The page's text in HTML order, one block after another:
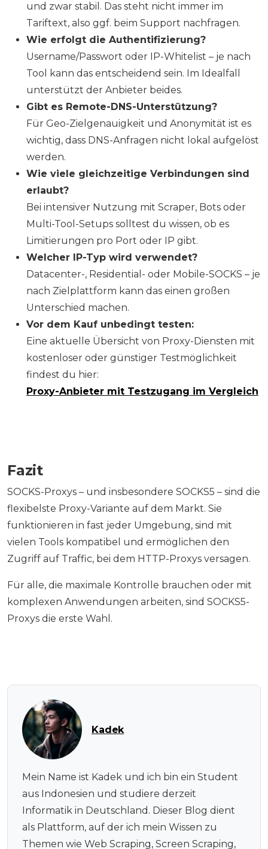
und zwar stabil. Das steht nicht immer im
Tariftext, also ggf. beim Support nachfragen.
Wie erfolgt die Authentifizierung?
Username/Passwort oder IP-Whitelist – je nach
Tool kann das entscheidend sein. Im Idealfall
unterstützt der Anbieter beides.
Gibt es Remote-DNS-Unterstützung?
Für Geo-Zielgenauigkeit und Anonymität ist es
wichtig, dass DNS-Anfragen nicht lokal aufgelöst
werden.
Wie viele gleichzeitige Verbindungen sind
erlaubt?
Bei intensiver Nutzung mit Scraper, Bots oder
Multi-Tool-Setups solltest du wissen, ob es
Limitierungen pro Port oder IP gibt.
Welcher IP-Typ wird verwendet?
Datacenter-, Residential- oder Mobile-SOCKS – je
nach Zielplattform kann das einen großen
Unterschied machen.
Vor dem Kauf unbedingt testen:
Eine aktuelle Übersicht von Proxy-Diensten mit
kostenloser oder günstiger Testmöglichkeit
findest du hier:
Proxy-Anbieter mit Testzugang im Vergleich
Fazit
SOCKS-Proxys – und insbesondere SOCKS5 – sind die
flexibelste Proxy-Variante auf dem Markt. Sie
funktionieren in fast jeder Umgebung, sind mit
vielen Tools kompatibel und ermöglichen den
Zugriff auf Traffic, bei dem HTTP-Proxys versagen.
Für alle, die maximale Kontrolle brauchen oder mit
komplexen Anwendungen arbeiten, sind SOCKS5-
Proxys die erste Wahl.
Kadek
Mein Name ist Kadek und ich bin ein Student
aus Indonesien und studiere derzeit
Informatik in Deutschland. Dieser Blog dient
als Plattform, auf der ich mein Wissen zu
Themen wie Web Scraping, Screen Scraping,